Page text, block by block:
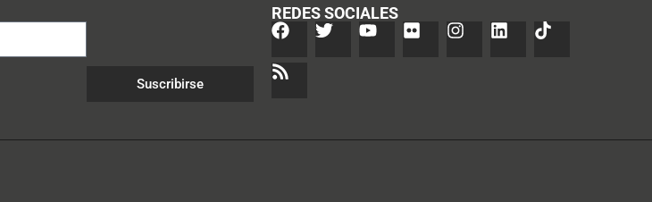
Suscribirse
REDES SOCIALES